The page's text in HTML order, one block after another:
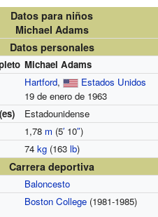
Datos para niños
Michael Adams
Datos personales
Michael Adams
Hartford,
Estados Unidos
19 de enero de 1963
Estadounidense
1,78 m (5′ 10″)
74kg (163lb)
Carrera deportiva
Baloncesto
Boston College (1981-1985)